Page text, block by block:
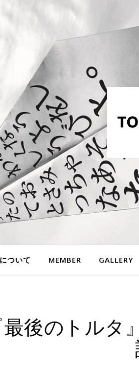
ついて MEMBER GALLERY
最後のトル